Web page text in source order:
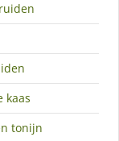
kaas
tonijn